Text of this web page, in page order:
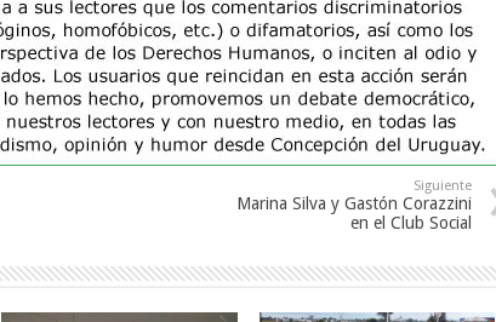
Siguiente
Marina Silva y Gastón Corazzini
en el Club Social